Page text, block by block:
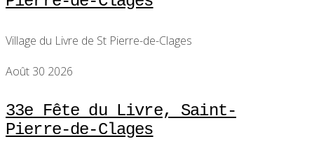
Village du Livre de St Pierre-de-Clages
Août 30 2026
33e Fête du Livre, Saint-
Pierre-de-Clages